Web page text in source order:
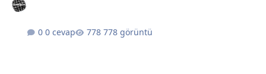
0 cevap 778 görüntü